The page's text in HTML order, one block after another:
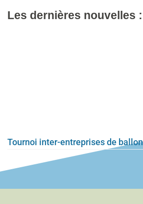
Les dernières nouvelles :
Tournoi inter-entreprises de